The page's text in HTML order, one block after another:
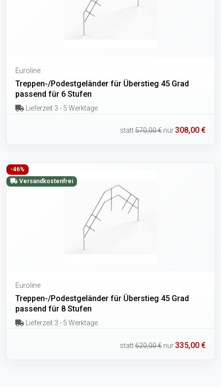
Euroline
Treppen-/Podestgeländer für Überstieg 45 Grad
passend für 6 Stufen
Lieferzeit 3 - 5 Werktage
statt570,00 € nur308,00 €
-46%
Versandkostenfrei
Euroline
Treppen-/Podestgeländer für Überstieg 45 Grad
passend für 8 Stufen
Lieferzeit 3 - 5 Werktage
statt620,00 € nur335,00 €